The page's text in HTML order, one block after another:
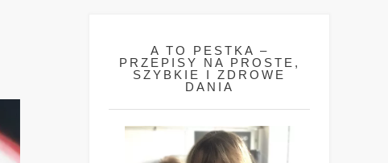
A TO PESTKA –
PRZEPISY NA PROSTE,
SZYBKIE I ZDROWE
DANIA